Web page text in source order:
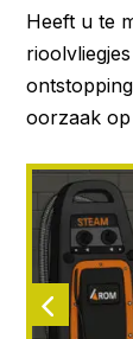
Heeft u te
oorzaak